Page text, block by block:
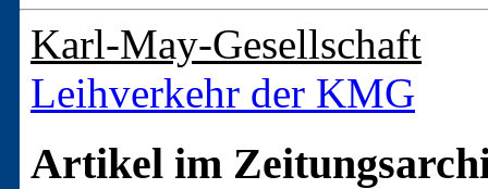
Karl-May-Gesellschaft
Leihverkehr der KMG
Artikel im